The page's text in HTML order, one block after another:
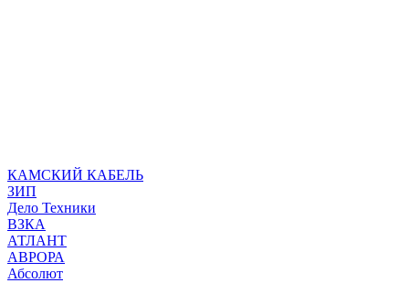
КАМСКИЙ КАБЕЛЬ
ЗИП
Дело Техники
ВЗКА
АТЛАНТ
АВРОРА
Абсолют